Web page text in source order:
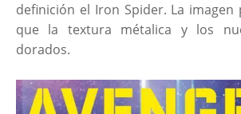
definición el Iron Spider. La
que la textura métalica y los
dorados.